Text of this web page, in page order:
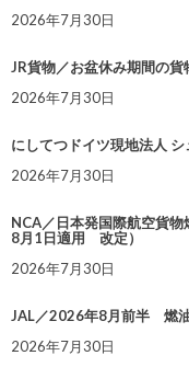
2026年7月30日
JR貨物／お盆休み期間の
2026年7月30日
にしてつドイツ現地法人
2026年7月30日
NCA／日本発国際航空貨
8月1日適用 改定）
2026年7月30日
JAL／2026年8月前半 燃
2026年7月30日